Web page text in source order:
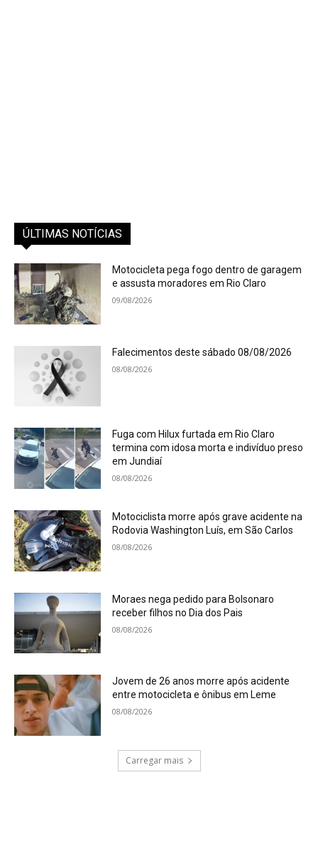
ÚLTIMAS NOTÍCIAS
Motocicleta pega fogo dentro de garagem
e assusta moradores em Rio Claro
09/08/2026
Falecimentos deste sábado 08/08/2026
08/08/2026
Fuga com Hilux furtada em Rio Claro
termina com idosa morta e indivíduo preso
em Jundiaí
08/08/2026
Motociclista morre após grave acidente na
Rodovia Washington Luís, em São Carlos
08/08/2026
Moraes nega pedido para Bolsonaro
receber filhos no Dia dos Pais
08/08/2026
Jovem de 26 anos morre após acidente
entre motocicleta e ônibus em Leme
08/08/2026
Carregar mais